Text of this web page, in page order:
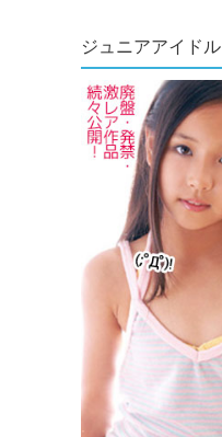
ジュニアアイドル